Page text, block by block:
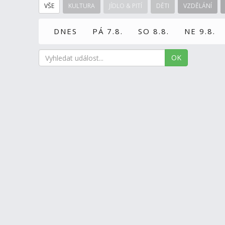
VŠE KULTURA JÍDLO & PITÍ DĚTI VZDĚLÁNÍ
DNES PÁ 7.8. SO 8.8. NE 9.8.
OK